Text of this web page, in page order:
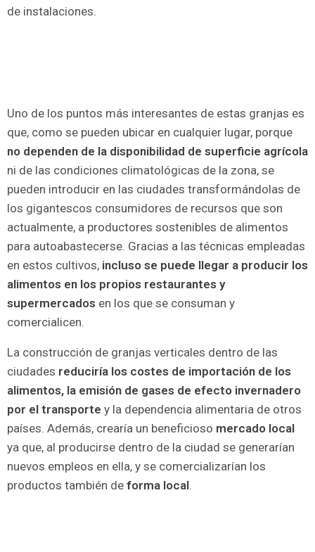
de instalaciones.
Uno de los puntos más interesantes de estas granjas es
que, como se pueden ubicar en cualquier lugar, porque
no dependen de la disponibilidad de superficie agrícola
ni de las condiciones climatológicas de la zona, se
pueden introducir en las ciudades transformándolas de
los gigantescos consumidores de recursos que son
actualmente, a productores sostenibles de alimentos
para autoabastecerse. Gracias a las técnicas empleadas
en estos cultivos, incluso se puede llegar a producir los
alimentos en los propios restaurantes y
supermercados en los que se consuman y
comercialicen.
La construcción de granjas verticales dentro de las
ciudades reduciría los costes de importación de los
alimentos, la emisión de gases de efecto invernadero
por el transporte y la dependencia alimentaria de otros
países. Además, crearía un beneficioso mercado local
ya que, al producirse dentro de la ciudad se generarían
nuevos empleos en ella, y se comercializarían los
productos también de forma local.